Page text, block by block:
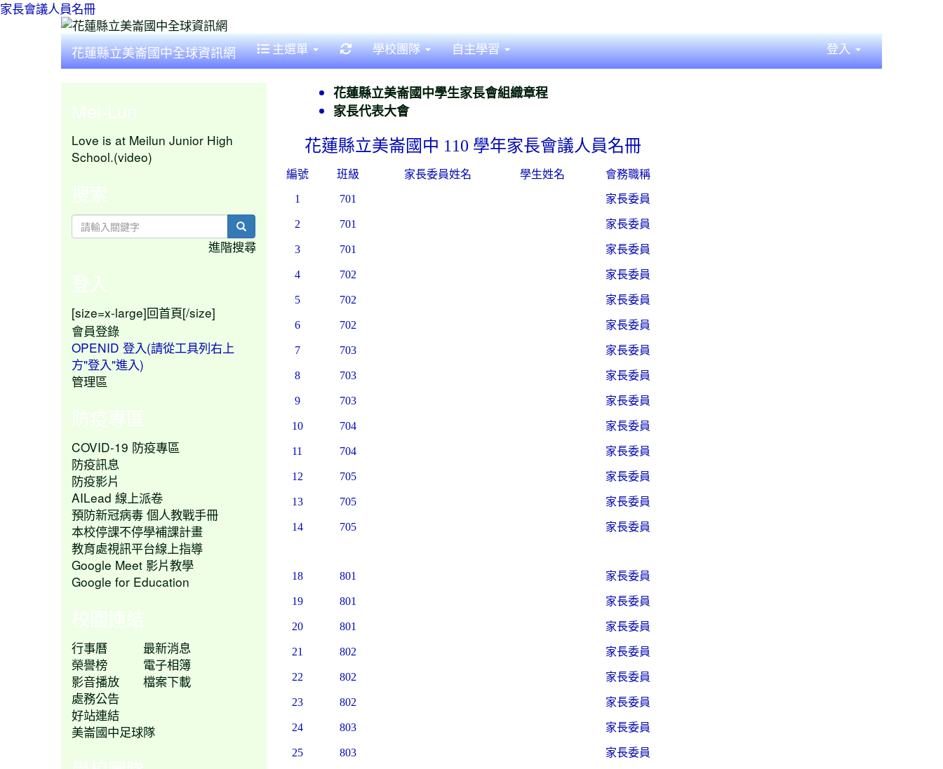
家長會議人員名冊
花蓮縣立美崙國中全球資訊網 主選單 重新取得佈景設定
學校團隊 自主學習 登入
花蓮縣立美崙國中學生家長會組織章程
家長代表大會
花蓮縣立美崙國中 110 學年家長會議人員名冊
編號 班級 家長委員姓名 學生姓名 會務職稱
1 701 家長委員
2 701 家長委員
3 701 家長委員
4 702 家長委員
5 702 家長委員
6 702 家長委員
7 703 家長委員
8 703 家長委員
9 703 家長委員
10 704 家長委員
11 704 家長委員
12 705 家長委員
13 705 家長委員
14 705 家長委員
18 801 家長委員
19 801 家長委員
20 801 家長委員
21 802 家長委員
22 802 家長委員
23 802 家長委員
24 803 家長委員
25 803 家長委員
Mei-Lun
Love is at Meilun Junior High
School.(video)
搜索
search
進階搜尋
登入
[size=x-large] 回首頁[/size]
會員登錄
OPENID 登入(請從工具列右上
方"登入"進入)
管理區
防疫專區
COVID-19 防疫專區
防疫訊息
防疫影片
AILead 線上派卷
預防新冠病毒 個人教戰手冊
本校停課不停學補課計畫
教育處視訊平台線上指導
Google Meet 影片教學
Google for Education
校園連結
行事曆
最新消息
榮譽榜
電子相簿
影音播放
檔案下載
處務公告
好站連結
美崙國中足球隊